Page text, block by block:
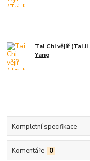
Tai Chi vějíř (Tai
Yang
Kompletní specifikace
Komentáře 0